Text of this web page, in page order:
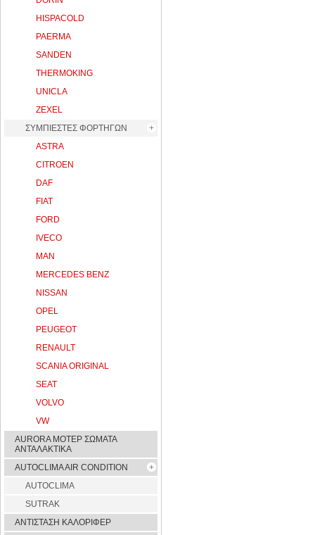
HISPACOLD
PAERMA
SANDEN
THERMOKING
UNICLA
ZEXEL
ΣΥΜΠΙΕΣΤΕΣ ΦΟΡΤΗΓΩΝ
ASTRA
CITROEN
DAF
FIAT
FORD
IVECO
MAN
MERCEDES BENZ
NISSAN
OPEL
PEUGEOT
RENAULT
SCANIA ORIGINAL
SEAT
VOLVO
VW
AURORA ΜΟΤΕΡ ΣΩΜΑΤΑ
ΑΝΤΑΛΑΚΤΙΚΑ
AUTOCLIMA AIR CONDITION
AUTOCLIMA
SUTRAK
ΑΝΤΙΣΤΑΣΗ ΚΑΛΟΡΙΦΕΡ